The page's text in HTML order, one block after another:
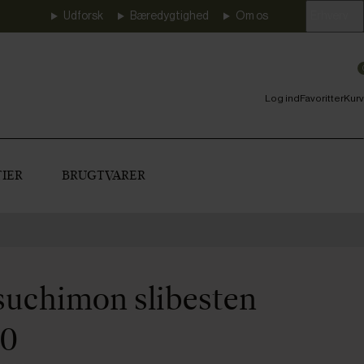
Udforsk Bæredygtighed Om os
Log indFavoritterKurv
BRUGTVARER
slibesten